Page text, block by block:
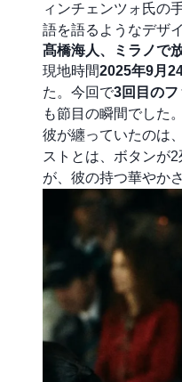
ィンチェンツォ氏の
語を語るようなデザ
髙橋海人、ミラノで
現地時間2025年9月
た。今回で3回目のフ
も節目の瞬間でした。
彼が纏っていたのは
ストとは、ボタンが
が、彼の持つ華やか